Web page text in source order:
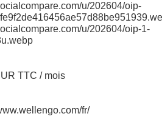
u/202604/oip-
u/202604/oip-1-
TTC / mois
fr/